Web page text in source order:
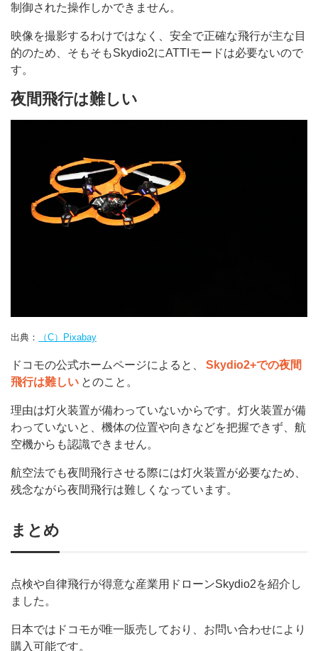
制御された操作しかできません。
映像を撮影するわけではなく、安全で正確な飛行が主な目
的のため、そもそもSkydio2にATTIモードは必要ないので
す。
夜間飛行は難しい
出典： （C）Pixabay
ドコモの公式ホームページによると、
Skydio2+での夜間
飛行は難しい とのこと。
理由は灯火装置が備わっていないからです。灯火装置が備
わっていないと、機体の位置や向きなどを把握できず、航
空機からも認識できません。
航空法でも夜間飛行させる際には灯火装置が必要なため、
残念ながら夜間飛行は難しくなっています。
まとめ
点検や自律飛行が得意な産業用ドローンSkydio2を紹介し
ました。
日本ではドコモが唯一販売しており、お問い合わせにより
購入可能です。